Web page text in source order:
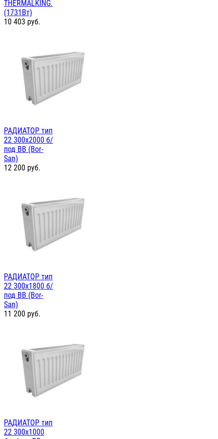
THERMALKING.
(1731Вт)
10 403 руб.
РАДИАТОР тип
22 300х2000 б/
под BB (Bor-
San)
12 200 руб.
РАДИАТОР тип
22 300х1800 б/
под BB (Bor-
San)
11 200 руб.
РАДИАТОР тип
22 300х1000